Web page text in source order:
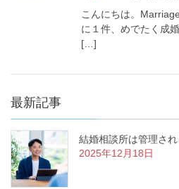
こんにちは。
に１件、めでたく成
[…]
最新記事
結婚相談所は管理され
2025年12月18日